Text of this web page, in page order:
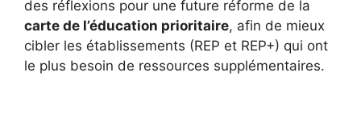
des réflexions pour une future réforme de la
carte de l’éducation prioritaire, afin de mieux
cibler les établissements (REP et REP+) qui ont
le plus besoin de ressources supplémentaires.